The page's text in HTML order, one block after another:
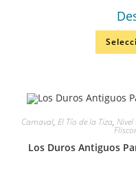
Carnaval, El Tío de la Tiza, Nivel
Los Duros Antiguos